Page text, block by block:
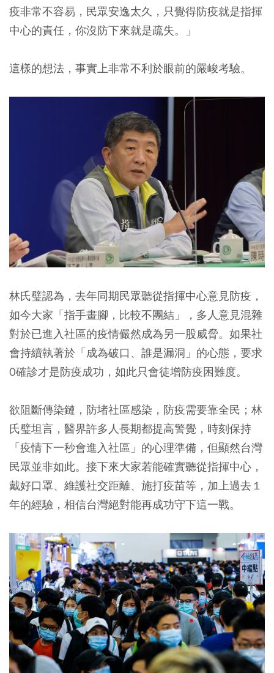
疫非常不容易，民眾安逸太久，只覺得防疫就是指揮
中心的責任，你沒防下來就是疏失。」
這樣的想法，事實上非常不利於眼前的嚴峻考驗。
林氏璧認為，去年同期民眾聽從指揮中心意見防疫，
如今大家「指手畫腳，比較不團結」，多人意見混雜
對於已進入社區的疫情儼然成為另一股威脅。如果社
會持續執著於「成為破口、誰是漏洞」的心態，要求
0確診才是防疫成功，如此只會徒增防疫困難度。
欲阻斷傳染鏈，防堵社區感染，防疫需要靠全民；林
氏璧坦言，醫界許多人長期都提高警覺，時刻保持
「疫情下一秒會進入社區」的心理準備，但顯然台灣
民眾並非如此。接下來大家若能確實聽從指揮中心，
戴好口罩、維護社交距離、施打疫苗等，加上過去１
年的經驗，相信台灣絕對能再成功守下這一戰。